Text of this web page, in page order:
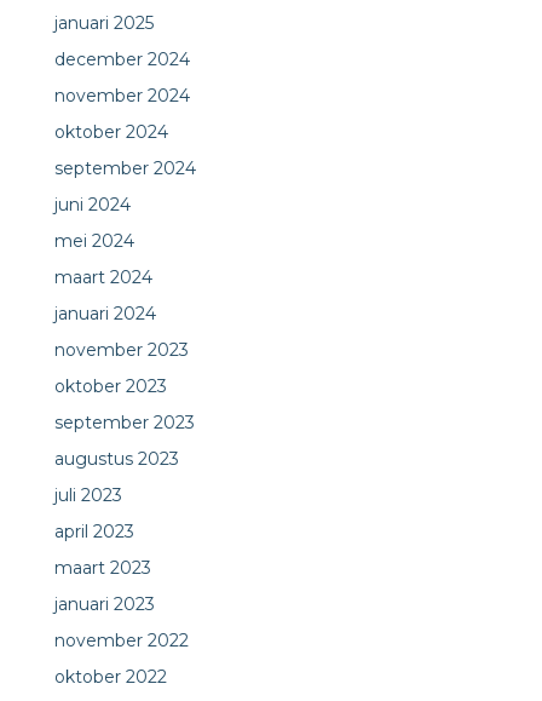
januari 2025
december 2024
november 2024
oktober 2024
september 2024
juni 2024
mei 2024
maart 2024
januari 2024
november 2023
oktober 2023
september 2023
augustus 2023
juli 2023
april 2023
maart 2023
januari 2023
november 2022
oktober 2022